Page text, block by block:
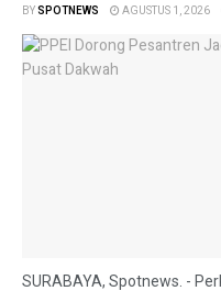
BYSPOTNEWS AGUSTUS 1, 2026
SURABAYA, Spotnews. -